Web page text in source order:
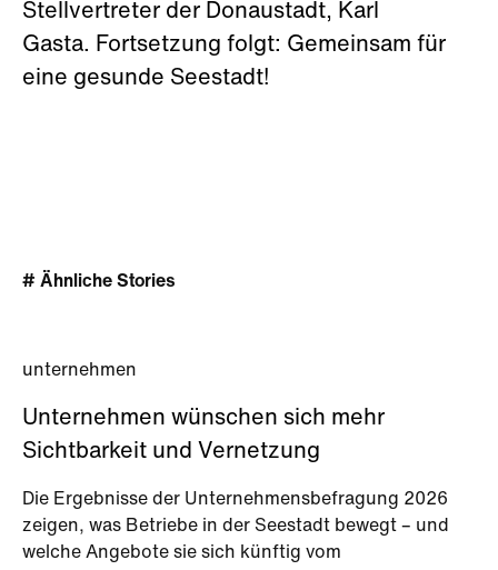
Stellvertreter der Donaustadt, Karl
Gasta. Fortsetzung folgt: Gemeinsam für
eine gesunde Seestadt!
# Ähnliche Stories
unternehmen
Unternehmen wünschen sich mehr
Sichtbarkeit und Vernetzung
Die Ergebnisse der Unternehmensbefragung 2026
zeigen, was Betriebe in der Seestadt bewegt – und
welche Angebote sie sich künftig vom